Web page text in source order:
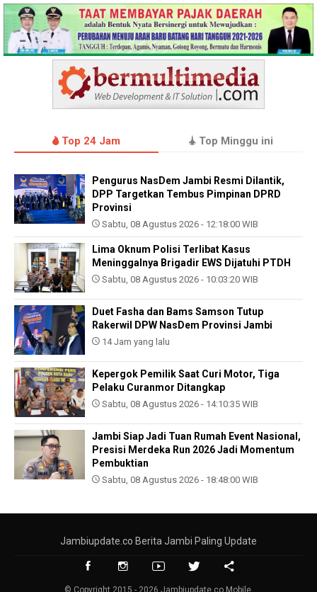
Top 24 Jam Top Minggu ini
Pengurus NasDem Jambi Resmi Dilantik,
DPP Targetkan Tembus Pimpinan DPRD
Provinsi
Sabtu, 08 Agustus 2026 - 12:18:00 WIB
Lima Oknum Polisi Terlibat Kasus
Meninggalnya Brigadir EWS Dijatuhi PTDH
Sabtu, 08 Agustus 2026 - 10:03:20 WIB
Duet Fasha dan Bams Samson Tutup
Rakerwil DPW NasDem Provinsi Jambi
14 Jam yang lalu
Kepergok Pemilik Saat Curi Motor, Tiga
Pelaku Curanmor Ditangkap
Sabtu, 08 Agustus 2026 - 14:10:35 WIB
Jambi Siap Jadi Tuan Rumah Event Nasional,
Presisi Merdeka Run 2026 Jadi Momentum
Pembuktian
Sabtu, 08 Agustus 2026 - 18:48:00 WIB
Jambiupdate.co Berita Jambi Paling Update